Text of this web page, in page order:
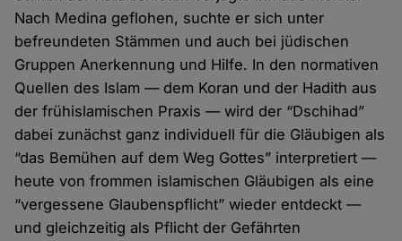
Nach Medina geflohen, suchte er sich unter
befreundeten Stämmen und auch bei jüdischen
Gruppen Anerkennung und Hilfe. In den normativen
Quellen des Islam — dem Koran und der Hadith aus
der frühislamischen Praxis — wird der “Dschihad”
dabei zunächst ganz individuell für die Gläubigen als
“das Bemühen auf dem Weg Gottes” interpretiert —
heute von frommen islamischen Gläubigen als eine
“vergessene Glaubenspflicht” wieder entdeckt —
und gleichzeitig als Pflicht der Gefährten